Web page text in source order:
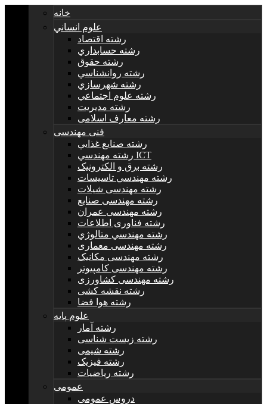
خانه
علوم انساني
رشته اقتصاد
رشته حسابداري
رشته حقوق
رشته روانشناسي
رشته شهرسازي
رشته علوم اجتماعي
رشته مديريت
رشته معارف اسلامی
فنی مهندسی
رشته صنايع غذايي
رشته مهندسي ICT
رشته برق و الکترونيک
رشته مهندسي تاسيسات
رشته مهندسی شیلات
رشته مهندسی صنایع
رشته مهندسی عمران
رشته فناوری اطلاعات
رشته مهندسي متالوژي
رشته مهندسی معماری
رشته مهندسی مکانیک
رشته مهندسی کامپیوتر
رشته مهندسی کشاورزی
رشته نقشه کشی
رشته هوا فضا
علوم پایه
رشته آمار
رشته زیست شناسی
رشته شیمی
رشته فیزیک
رشته ریاضیات
عمومی
دروس عمومی